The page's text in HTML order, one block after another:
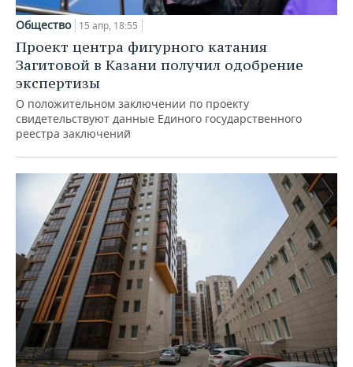
Общество 15 апр, 18:55
Проект центра фигурного катания
Загитовой в Казани получил одобрение
экспертизы
О положительном заключении по проекту
свидетельствуют данные Единого государственного
реестра заключений